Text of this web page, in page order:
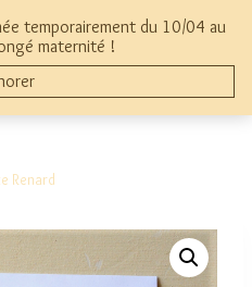
temporairement du 10/04 au
maternité !
0 mon compte
Renard